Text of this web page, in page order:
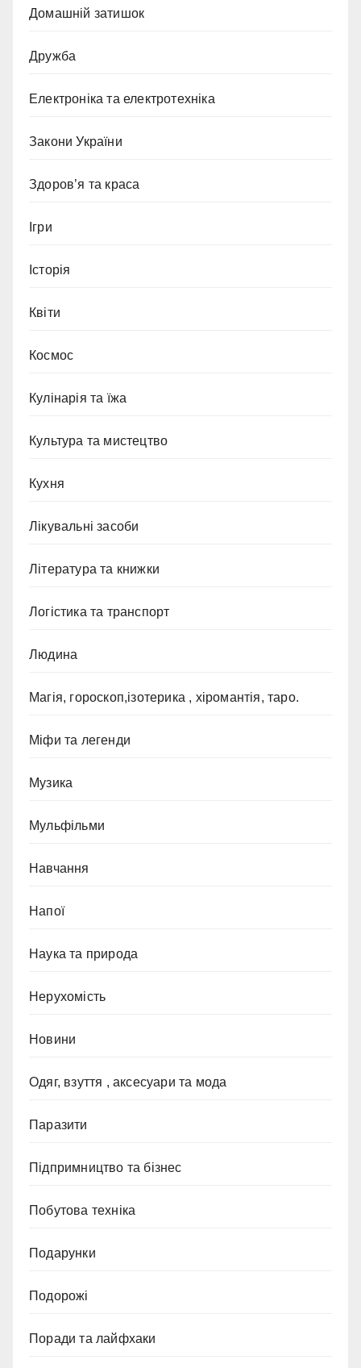
Домашній затишок
Дружба
Електроніка та електротехніка
Закони України
Здоров’я та краса
Ігри
Історія
Квіти
Космос
Кулінарія та їжа
Культура та мистецтво
Кухня
Лікувальні засоби
Література та книжки
Логістика та транспорт
Людина
Магія, гороскоп,ізотерика , хіромантія, таро.
Міфи та легенди
Музика
Мульфільми
Навчання
Напої
Наука та природа
Нерухомість
Новини
Одяг, взуття , аксесуари та мода
Паразити
Підпримництво та бізнес
Побутова техніка
Подарунки
Подорожі
Поради та лайфхаки